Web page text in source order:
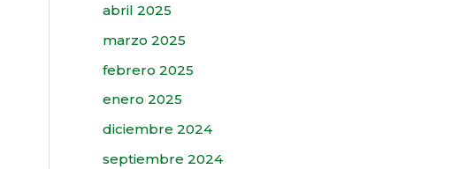
abril 2025
marzo 2025
febrero 2025
enero 2025
diciembre 2024
septiembre 2024